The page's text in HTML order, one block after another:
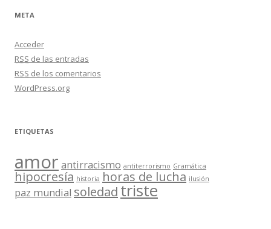
META
Acceder
RSS de las entradas
RSS de los comentarios
WordPress.org
ETIQUETAS
amor antirracismo antiterrorismo Gramática
hipocresía historia horas de lucha ilusión
paz mundial soledad triste